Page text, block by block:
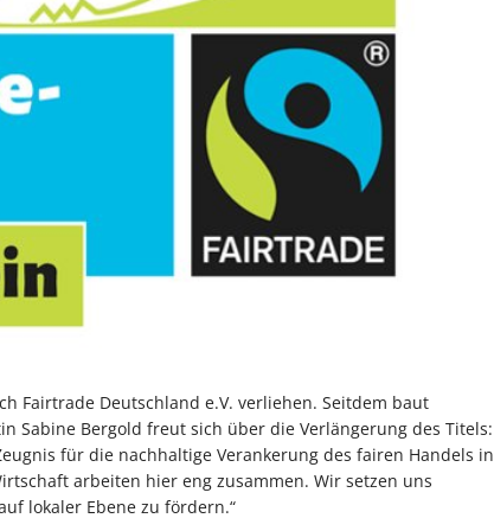
Fairtrade Deutschland e.V. verliehen. Seitdem baut
Sabine Bergold freut sich über die Verlängerung des Titels:
für die nachhaltige Verankerung des fairen Handels in
arbeiten hier eng zusammen. Wir setzen uns
lokaler Ebene zu fördern.“